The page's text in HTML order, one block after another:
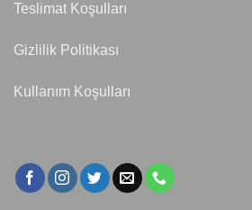
Teslimat Koşulları
Gizlilik Politikası
Kullanım Koşulları